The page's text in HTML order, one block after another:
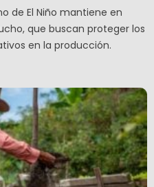
de El Niño mantiene en
que buscan proteger los
en la producción.